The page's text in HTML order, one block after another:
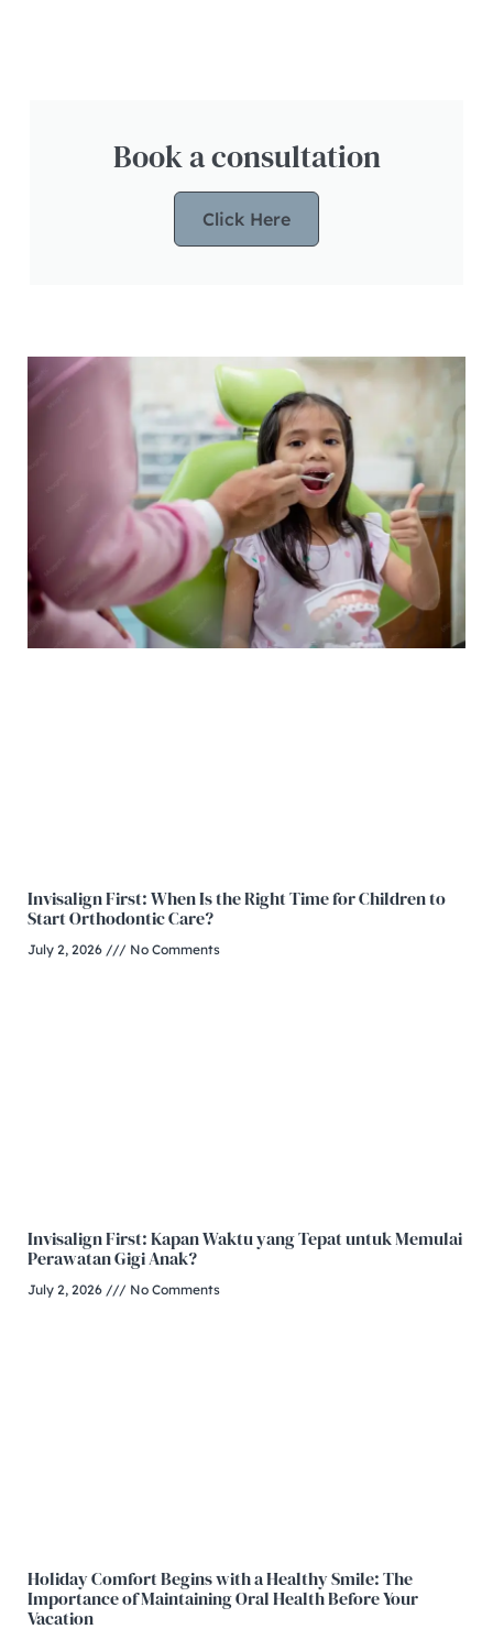
Book a consultation
Click Here
Invisalign First: When Is the Right Time for Children to
Start Orthodontic Care?
July 2, 2026 No Comments
Invisalign First: Kapan Waktu yang Tepat untuk Memulai
Perawatan Gigi Anak?
July 2, 2026 No Comments
Holiday Comfort Begins with a Healthy Smile: The
Importance of Maintaining Oral Health Before Your
Vacation